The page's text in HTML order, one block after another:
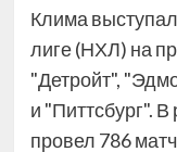
Клима
лиге (НХЛ) на
"Детройт",
и "Питтсбург".
провел 786